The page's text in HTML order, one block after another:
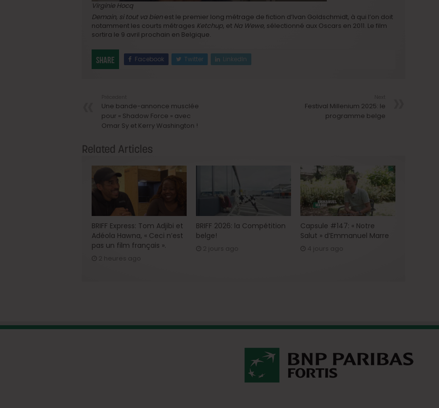
Virginie Hocq
Demain, si tout va bien est le premier long métrage de fiction d’Ivan Goldschmidt, à qui l’on doit
notamment les courts métrages Ketchup, et Na Wewe, sélectionné aux Oscars en 2011. Le film
sortira le 9 avril prochain en Belgique.
Share Facebook Twitter LinkedIn
Une bande-annonce musclée
pour « Shadow Force » avec
Omar Sy et Kerry Washington !
Festival Millenium 2025: le
programme belge
Related Articles
BRIFF Express: Tom Adjibi et
Adéola Hawna, « Ceci n’est
pas un film français ».
2 heures ago
BRIFF 2026: la Compétition
belge!
2 jours ago
Capsule #147: « Notre
Salut » d’Emmanuel Marre
4 jours ago